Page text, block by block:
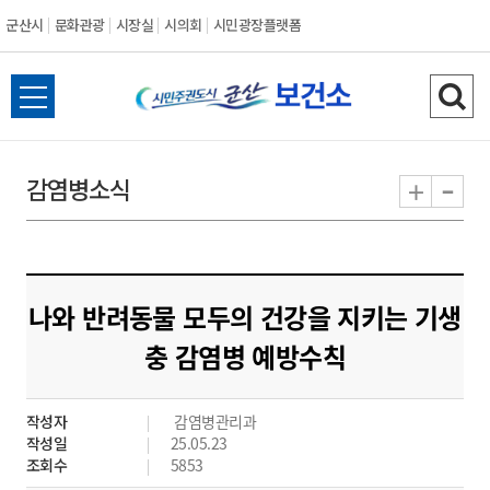
군산시 문화관광 시장실 시의회 시민광장플랫폼
군
산
전
체
뉴
열
검
색
기
감염병소식 + -
나와 반려동물 모두의 건강을 지키는 기생
충 감염병 예방수칙
작성자
감염병관리과
작성일
25.05.23
조회수
5853